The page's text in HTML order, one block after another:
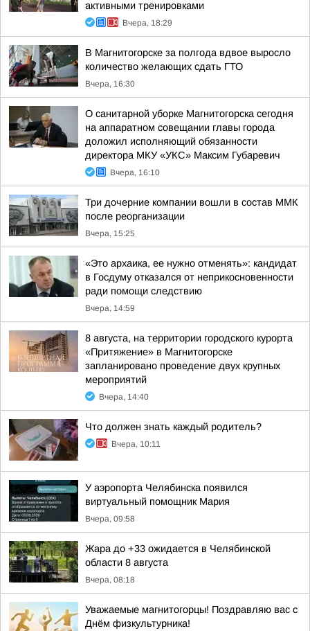
активными тренировками
Вчера, 18:29
В Магнитогорске за полгода вдвое выросло
количество желающих сдать ГТО
Вчера, 16:30
О санитарной уборке Магнитогорска сегодня
на аппаратном совещании главы города
доложил исполняющий обязанности
директора МКУ «УКС» Максим Губаревич
Вчера, 16:10
Три дочерние компании вошли в состав ММК
после реорганизации
Вчера, 15:25
«Это архаика, ее нужно отменять»: кандидат
в Госдуму отказался от неприкосновенности
ради помощи следствию
Вчера, 14:59
8 августа, на территории городского курорта
«Притяжение» в Магнитогорске
запланировано проведение двух крупных
мероприятий
Вчера, 14:40
Что должен знать каждый родитель?
Вчера, 10:11
У аэропорта Челябинска появился
виртуальный помощник Мария
Вчера, 09:58
Жара до +33 ожидается в Челябинской
области 8 августа
Вчера, 08:18
Уважаемые магнитогорцы! Поздравляю вас с
Днём физкультурника!